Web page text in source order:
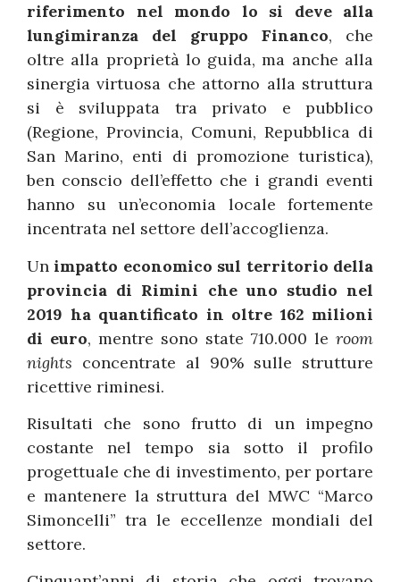
riferimento nel mondo lo si deve alla
lungimiranza del gruppo Financo, che
oltre alla proprietà lo guida, ma anche alla
sinergia virtuosa che attorno alla struttura
si è sviluppata tra privato e pubblico
(Regione, Provincia, Comuni, Repubblica di
San Marino, enti di promozione turistica),
ben conscio dell’effetto che i grandi eventi
hanno su un’economia locale fortemente
incentrata nel settore dell’accoglienza.
Unimpatto economico sul territorio della
provincia di Rimini che uno studio nel
2019 ha quantificato in oltre 162 milioni
di euro, mentre sono state 710.000 le room
nights concentrate al 90% sulle strutture
ricettive riminesi.
Risultati che sono frutto di un impegno
costante nel tempo sia sotto il profilo
progettuale che di investimento, per portare
e mantenere la struttura del MWC “Marco
Simoncelli” tra le eccellenze mondiali del
settore.